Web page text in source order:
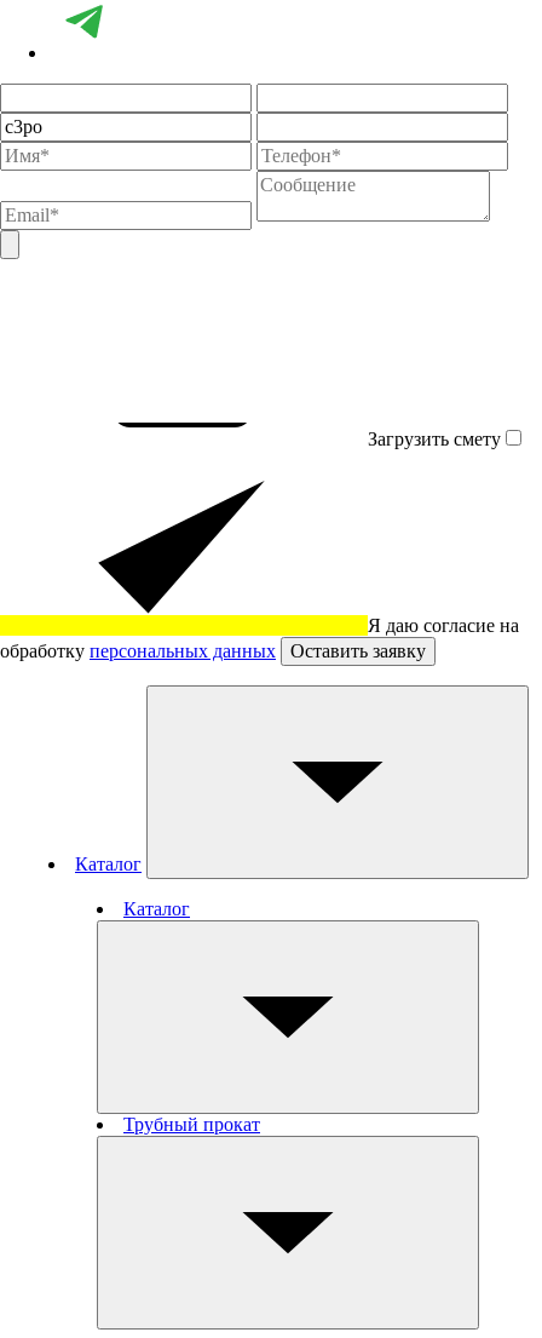
Загрузить смету
Я даю согласие на
обработку персональных данных Оставить заявку
Каталог
Каталог
Трубный прокат